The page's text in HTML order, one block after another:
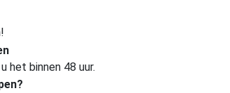
het binnen 48 uur.